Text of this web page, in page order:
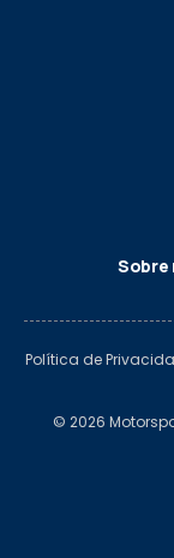
Política de
© 2026